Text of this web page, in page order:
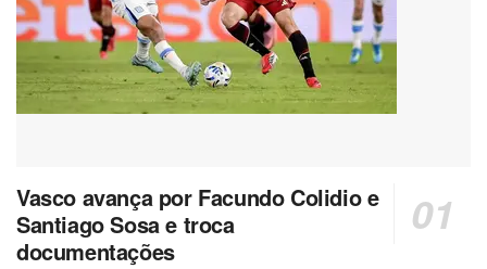
Vasco avança por Facundo Colidio e
Santiago Sosa e troca
documentações